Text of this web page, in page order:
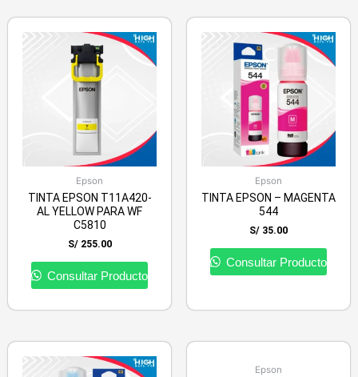
Epson
TINTA EPSON T11A420-
AL YELLOW PARA WF
C5810
S/255.00
Consultar Producto
Epson
TINTA EPSON – MAGENTA
544
S/ 35.00
Consultar Producto
Epson